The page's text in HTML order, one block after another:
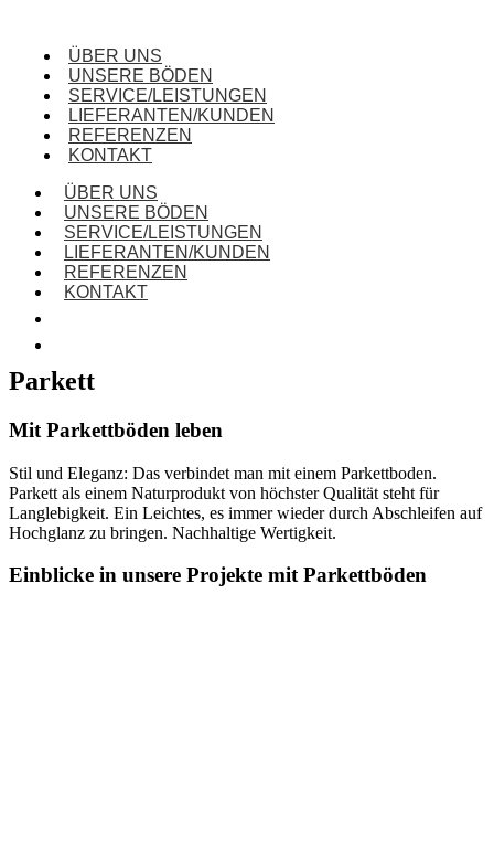
ÜBER UNS
UNSERE BÖDEN
SERVICE/LEISTUNGEN
LIEFERANTEN/KUNDEN
REFERENZEN
KONTAKT
ÜBER UNS
UNSERE BÖDEN
SERVICE/LEISTUNGEN
LIEFERANTEN/KUNDEN
REFERENZEN
KONTAKT
Parkett
Mit Parkettböden leben
Stil und Eleganz: Das verbindet man mit einem Parkettboden.
Parkett als einem Naturprodukt von höchster Qualität steht für
Langlebigkeit. Ein Leichtes, es immer wieder durch Abschleifen auf
Hochglanz zu bringen. Nachhaltige Wertigkeit.
Einblicke in unsere Projekte mit Parkettböden